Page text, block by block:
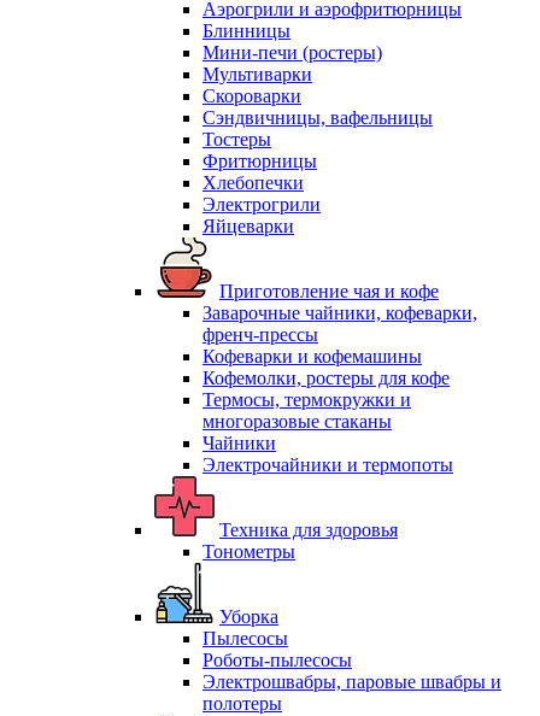
Аэрогрили и аэрофритюрницы
Блинницы
Мини-печи (ростеры)
Мультиварки
Скороварки
Сэндвичницы, вафельницы
Тостеры
Фритюрницы
Хлебопечки
Электрогрили
Яйцеварки
Приготовление чая и кофе
Заварочные чайники, кофеварки,
френч-прессы
Кофеварки и кофемашины
Кофемолки, ростеры для кофе
Термосы, термокружки и
многоразовые стаканы
Чайники
Электрочайники и термопоты
Техника для здоровья
Тонометры
Уборка
Пылесосы
Роботы-пылесосы
Электрошвабры, паровые швабры и
полотеры